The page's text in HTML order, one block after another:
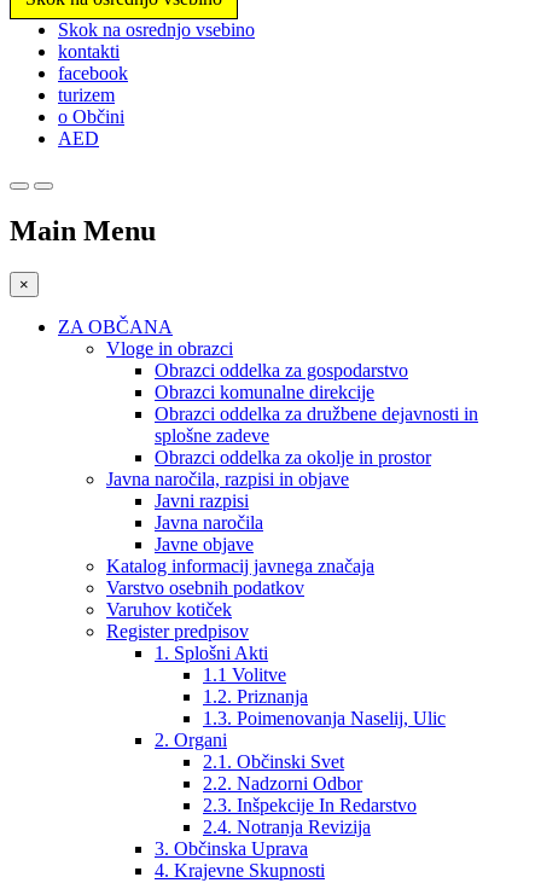
Prosimo,
upoštevajte:
spletno
mesto
vključuje
sistem
Skok na osrednjo vsebino
kontakti
facebook
turizem
o Občini
AED
Main Menu
×
ZA OBČANA
Vloge in obrazci
Obrazci oddelka za gospodarstvo
Obrazci komunalne direkcije
Obrazci oddelka za družbene dejavnosti in
splošne zadeve
Obrazci oddelka za okolje in prostor
Javna naročila, razpisi in objave
Javni razpisi
Javna naročila
Javne objave
Katalog informacij javnega značaja
Varstvo osebnih podatkov
Varuhov kotiček
Register predpisov
1. Splošni Akti
1.1 Volitve
1.2. Priznanja
1.3. Poimenovanja Naselij, Ulic
2. Organi
2.1. Občinski Svet
2.2. Nadzorni Odbor
2.3. Inšpekcije In Redarstvo
2.4. Notranja Revizija
3. Občinska Uprava
4. Krajevne Skupnosti